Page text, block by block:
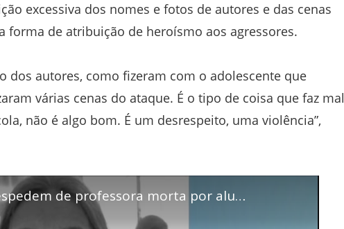
excessiva dos nomes e fotos de autores e das cenas
forma de atribuição de heroísmo aos agressores.
dos autores, como fizeram com o adolescente que
várias cenas do ataque. É o tipo de coisa que faz mal
não é algo bom. É um desrespeito, uma violência”,